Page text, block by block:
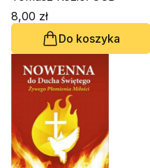
8,00 zł
Do koszyka